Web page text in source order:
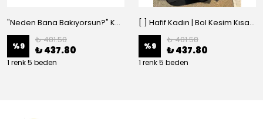
"Neden Bana Bakıyorsun?" Komik Kedi Grafik Tişört - Dijital Baskılı Siyah Bol - Siyah
%9
₺ 481.58
₺ 437.80
1 renk 5 beden
[ ] Hafif Kadın | Bol Kesim Kısa Kollu Yuvarlak Yaka Eğlenceli Karikatür Ayı ve - Siyah
%9
₺ 481.58
₺ 437.80
1 renk 5 beden